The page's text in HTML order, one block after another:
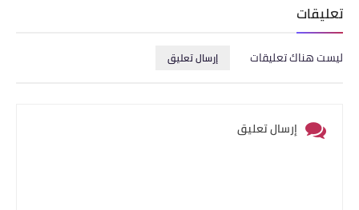
تعليقات
ليست هناك تعليقات إرسال تعليق
إرسال تعليق